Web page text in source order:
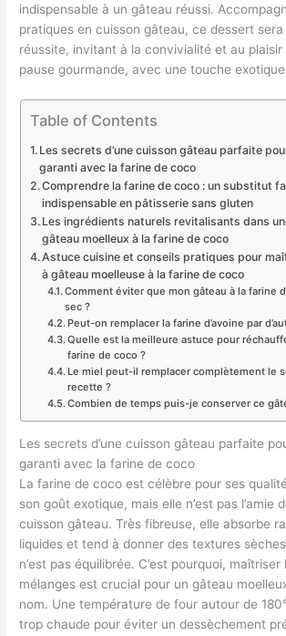
indispensable à un gâteau réussi.
pratiques en cuisson gâteau, ce dessert
réussite, invitant à la convivialité et au plaisir
pause gourmande, avec une touche
Table of Contents
Les secrets d’une cuisson gâteau parfaite
garanti avec la farine de coco
Comprendre la farine de coco : un substitut
indispensable en pâtisserie sans gluten
Les ingrédients naturels revitalisants dans
gâteau moelleux à la farine de coco
Astuce cuisine et conseils pratiques pour
à gâteau moelleuse à la farine de coco
Comment éviter que mon gâteau à la farine
sec ?
Peut-on remplacer la farine d’avoine par
Quelle est la meilleure astuce pour
farine de coco ?
Le miel peut-il remplacer complètement le
recette ?
Combien de temps puis-je conserver ce
Les secrets d’une cuisson gâteau parfaite
garanti avec la farine de coco
La farine de coco est célèbre pour ses
son goût exotique, mais elle n’est pas l’amie
cuisson gâteau. Très fibreuse, elle absorbe
liquides et tend à donner des textures
n’est pas équilibrée. C’est pourquoi,
mélanges est crucial pour un gâteau
nom. Une température de four autour de
trop chaude pour éviter un dessèchement